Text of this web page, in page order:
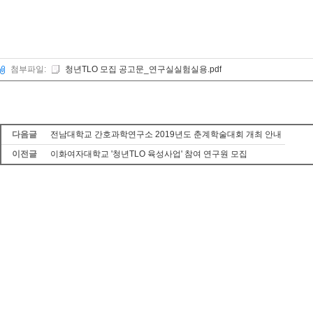
첨부파일: 청년TLO 모집 공고문_연구실실험실용.pdf
다음글
전남대학교 간호과학연구소 2019년도 춘계학술대회 개최 안내
이전글
이화여자대학교 '청년TLO 육성사업' 참여 연구원 모집